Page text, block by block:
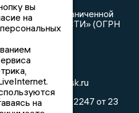
Общество с ограниченной
НОВОСТИ» (ОГРН
9427
info@newslipetsk.ru
Эл № ФС77-82247 от 23
вы
на
на